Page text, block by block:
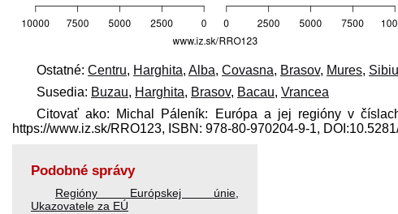
Ostatné: Centru, Harghita, Alba, Covasna, Brasov, Mures, Sibiu
Susedia: Buzau, Harghita, Brasov, Bacau, Vrancea
Citovať ako: Michal Páleník: Európa a jej regióny v
https://www.iz.sk/​RRO123, ISBN: 978-80-970204-9-1,
Podobné správy
Regióny Európskej únie,
Ukazovatele za EÚ